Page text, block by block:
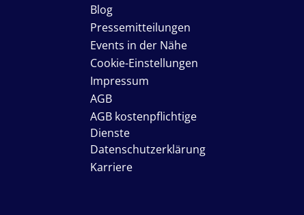
Blog
Pressemitteilungen
Events in der Nähe
Cookie-Einstellungen
Impressum
AGB
AGB kostenpflichtige
Dienste
Datenschutzerklärung
Karriere